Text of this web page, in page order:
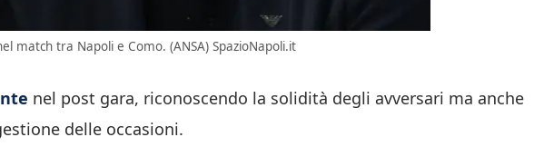
match tra Napoli e Como. (ANSA) SpazioNapoli.it
nel post gara, riconoscendo la solidità degli avversari ma anche
delle occasioni.